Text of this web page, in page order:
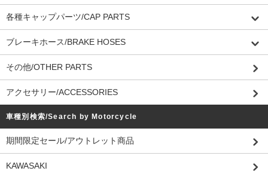
各種キャップパーツ/CAP PARTS
ブレーキホース/BRAKE HOSES
その他/OTHER PARTS
アクセサリー/ACCESSORIES
車種別検索/Search by Motorcycle
期間限定セール/アウトレット商品
KAWASAKI